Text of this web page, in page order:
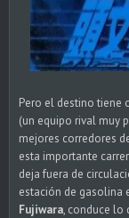
Pero el destino tiene
(un equipo rival muy
mejores corredores
esta importante
deja fuera de
estación de gasolina
Fujiwara, conduce lo